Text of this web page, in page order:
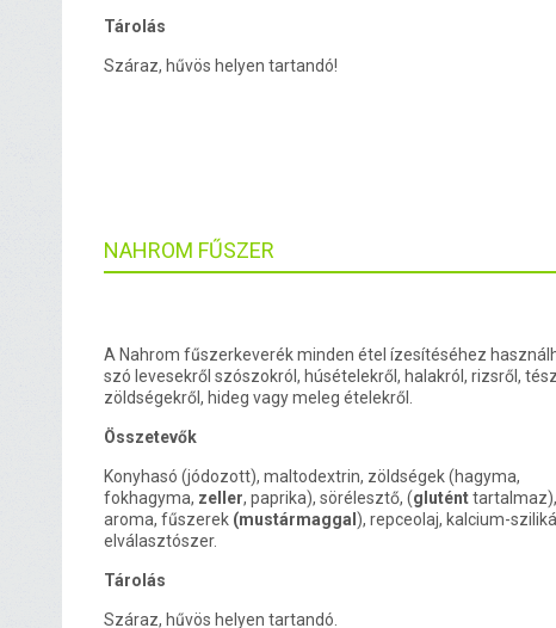
Tárolás
Száraz, hűvös helyen tartandó!
NAHROM FŰSZER
A Nahrom fűszerkeverék minden étel ízesítéséhez
szó levesekről szószokról, húsételekről, halakról, rizsről,
zöldségekről, hideg vagy meleg ételekről.
Összetevők
Konyhasó (jódozott), maltodextrin, zöldségek (hagyma,
fokhagyma, zeller, paprika), sörélesztő, (glutént
aroma, fűszerek (mustármaggal ), repceolaj, kalcium-
elválasztószer.
Tárolás
Száraz, hűvös helyen tartandó.